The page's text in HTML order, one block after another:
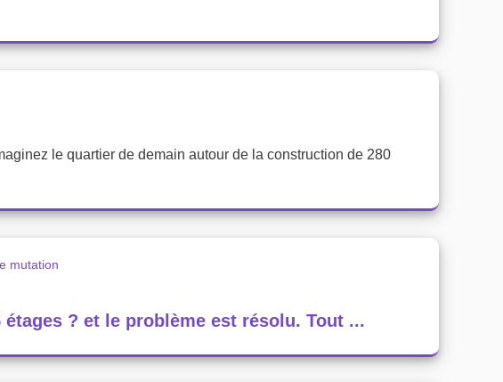
le quartier de demain autour de la construction de 280
mutation
? et le problème est résolu. Tout ...